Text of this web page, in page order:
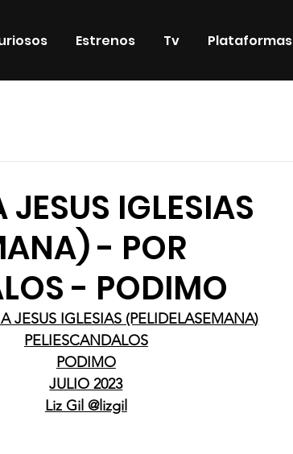
Estrenos Tv Plataformas
IGLESIAS
- POR
- PODIMO
JESUS IGLESIAS (PELIDELASEMANA)
PELIESCANDALOS
PODIMO
JULIO 2023
Liz Gil @lizgil